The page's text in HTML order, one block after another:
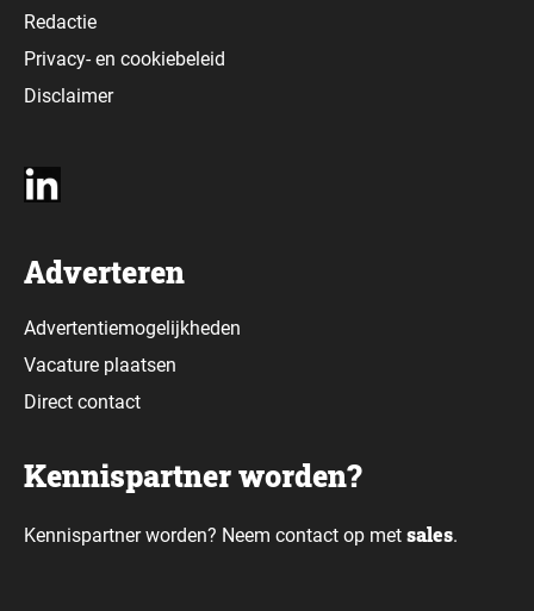
Redactie
Privacy-en cookiebeleid
Disclaimer
Adverteren
Advertentiemogelijkheden
Vacature plaatsen
Direct contact
Kennispartner worden?
Kennispartner worden? Neem contact op met sales.